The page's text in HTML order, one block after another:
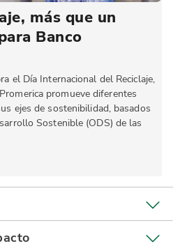
más que un
Banco
el Día Internacional del Reciclaje,
promueve diferentes
ejes de sostenibilidad, basados
Sostenible (ODS) de las